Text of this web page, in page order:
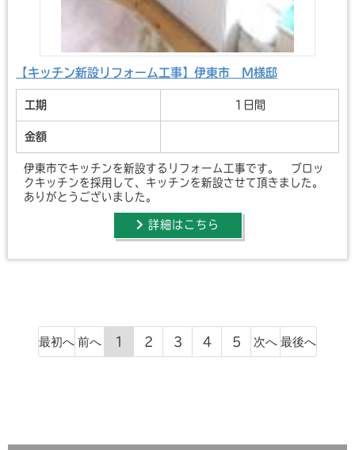
【キッチン新設リフォーム工事】伊東市 M様邸
工期 1日間
金額
伊東市でキッチンを新設するリフォーム工事です。 ブロッ
クキッチンを採用して、キッチンを新設させて頂きました。
ありがとうございました。
詳細はこちら
1 2 3 4 5